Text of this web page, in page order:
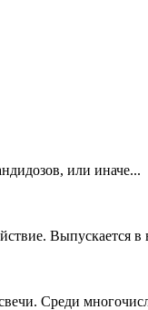
или иначе...
Выпускается в
Среди